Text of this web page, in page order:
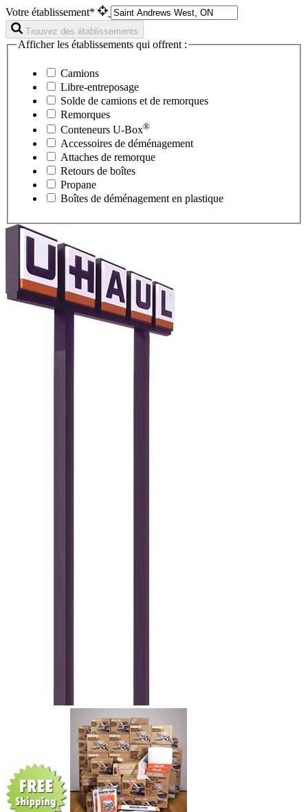
Votre établissement*
Trouvez des établissements
Afficher les établissements qui offrent :
Camions
Libre-entreposage
Solde de camions et de remorques
Remorques
Conteneurs U-Box®
Accessoires de déménagement
Attaches de remorque
Retours de boîtes
Propane
Boîtes de déménagement en plastique